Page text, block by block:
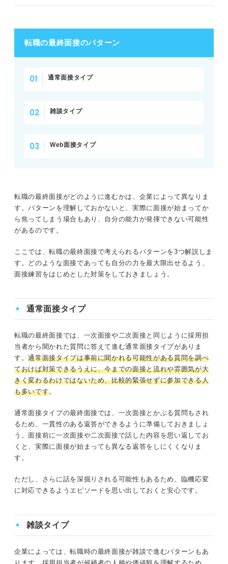
転職の最終面接のパターン
通常面接タイプ
雑談タイプ
Web面接タイプ
転職の最終面接がどのように進むかは、企業によって異なりま
す。パターンを理解しておかないと、実際に面接が始まってか
ら焦ってしまう場合もあり、自分の能力が発揮できない可能性
があるのです。
ここでは、転職の最終面接で考えられるパターンを3つ解説しま
す。どのような面接であっても自分の力を最大限出せるよう、
面接練習をはじめとした対策をしておきましょう。
通常面接タイプ
転職の最終面接では、一次面接や二次面接と同じように採用担
当者から聞かれた質問に答えて進む通常面接タイプがありま
す。通常面接タイプは事前に聞かれる可能性がある質問を調べ
ておけば対策できるうえに、今までの面接と流れや雰囲気が大
きく変わるわけではないため、比較的緊張せずに参加できる人
も多いです。
通常面接タイプの最終面接では、一次面接とかぶる質問もされ
るため、一貫性のある返答ができるように準備しておきましょ
う。面接前に一次面接や二次面接で話した内容を思い返してお
くと、実際に面接が始まっても異なる返答をしにくくなりま
す。
ただし、さらに話を深掘りされる可能性もあるため、臨機応変
に対応できるようエピソードを思い出しておくと安心です。
雑談タイプ
企業によっては、転職時の最終面接が雑談で進むパターンもあ